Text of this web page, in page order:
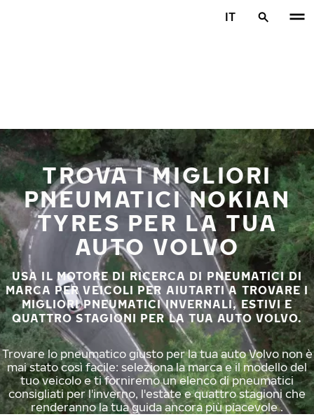
IT
TROVA I MIGLIORI
PNEUMATICI NOKIAN
TYRES PER LA TUA
AUTO VOLVO
USA IL MOTORE DI RICERCA DI PNEUMATICI DI
MARCA PER VEICOLI PER AIUTARTI A TROVARE I
MIGLIORI PNEUMATICI INVERNALI, ESTIVI E
QUATTRO STAGIONI PER LA TUA AUTO VOLVO.
Trovare lo pneumatico giusto per la tua auto Volvo non è
mai stato così facile: seleziona la marca e il modello del
tuo veicolo e ti forniremo un elenco di pneumatici
consigliati per l'inverno, l'estate e quattro stagioni che
renderanno la tua guida ancora più piacevole .